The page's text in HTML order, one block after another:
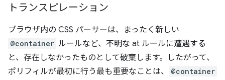
トランスピレーション
ブラウザ内の CSS パーサーは、まったく新しい
@container ルールなど、不明な at ルールに遭遇する
と、存在しなかったものとして破棄します。したがって、
ポリフィルが最初に行う最も重要なことは、
@container